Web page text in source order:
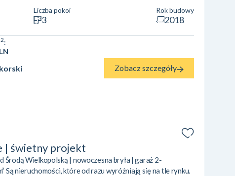
przemyślanym układem pomieszczeń oraz nowoczesnym
wygodę codziennego życia. To idealna propozycja
Liczba pokoi
3
Rok budowy
2018
2:
Zobacz szczegóły
| świetny projekt
Środą Wielkopolską | nowoczesna bryła | garaż 2-
Są nieruchomości, które od razu wyróżniają się na tle rynku.